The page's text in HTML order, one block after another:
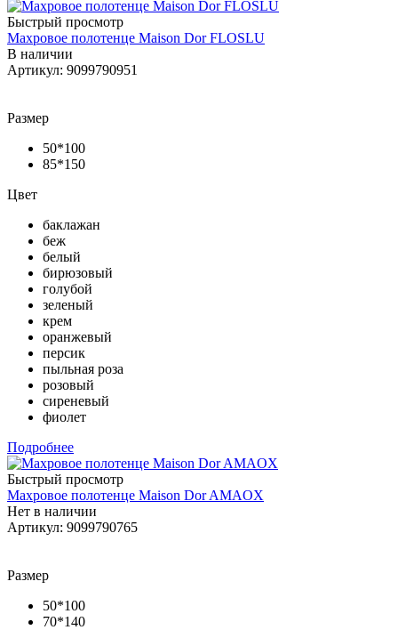
Быстрый просмотр
Махровое полотенце Maison Dor FLOSLU
В наличии
Артикул: 9099790951
Размер
50*100
85*150
Цвет
баклажан
беж
белый
бирюзовый
голубой
зеленый
крем
оранжевый
персик
пыльная роза
розовый
сиреневый
фиолет
Подробнее
Быстрый просмотр
Махровое полотенце Maison Dor AMAOX
Нет в наличии
Артикул: 9099790765
Размер
50*100
70*140